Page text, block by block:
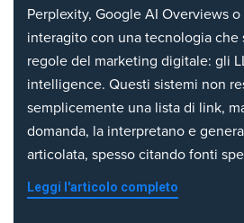
Perplexity, Google AI Overviews
interagito con una tecnologia che
regole del marketing digitale: gli
intelligence. Questi sistemi non
semplicemente una lista di link,
domanda, la interpretano e
articolata, spesso citando fonti
Leggi l'articolo completo